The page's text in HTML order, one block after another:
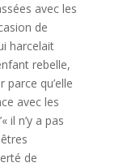
avec les
de
harcelait
rebelle,
qu’elle
avec les
il n’y a pas
de